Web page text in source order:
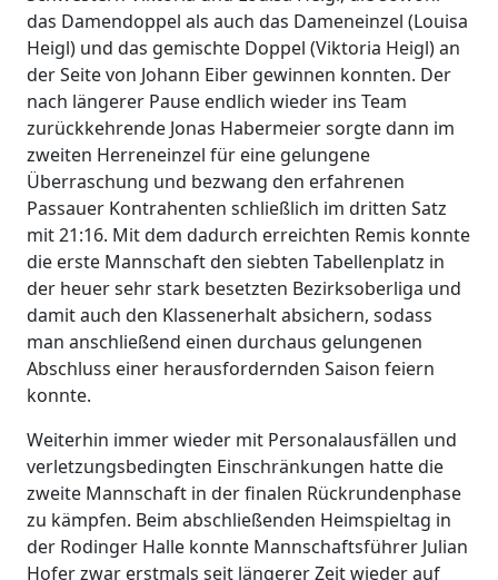
das Damendoppel als auch das Dameneinzel (Louisa
Heigl) und das gemischte Doppel (Viktoria Heigl) an
der Seite von Johann Eiber gewinnen konnten. Der
nach längerer Pause endlich wieder ins Team
zurückkehrende Jonas Habermeier sorgte dann im
zweiten Herreneinzel für eine gelungene
Überraschung und bezwang den erfahrenen
Passauer Kontrahenten schließlich im dritten Satz
mit 21:16. Mit dem dadurch erreichten Remis konnte
die erste Mannschaft den siebten Tabellenplatz in
der heuer sehr stark besetzten Bezirksoberliga und
damit auch den Klassenerhalt absichern, sodass
man anschließend einen durchaus gelungenen
Abschluss einer herausfordernden Saison feiern
konnte.
Weiterhin immer wieder mit Personalausfällen und
verletzungsbedingten Einschränkungen hatte die
zweite Mannschaft in der finalen Rückrundenphase
zu kämpfen. Beim abschließenden Heimspieltag in
der Rodinger Halle konnte Mannschaftsführer Julian
Hofer zwar erstmals seit längerer Zeit wieder auf